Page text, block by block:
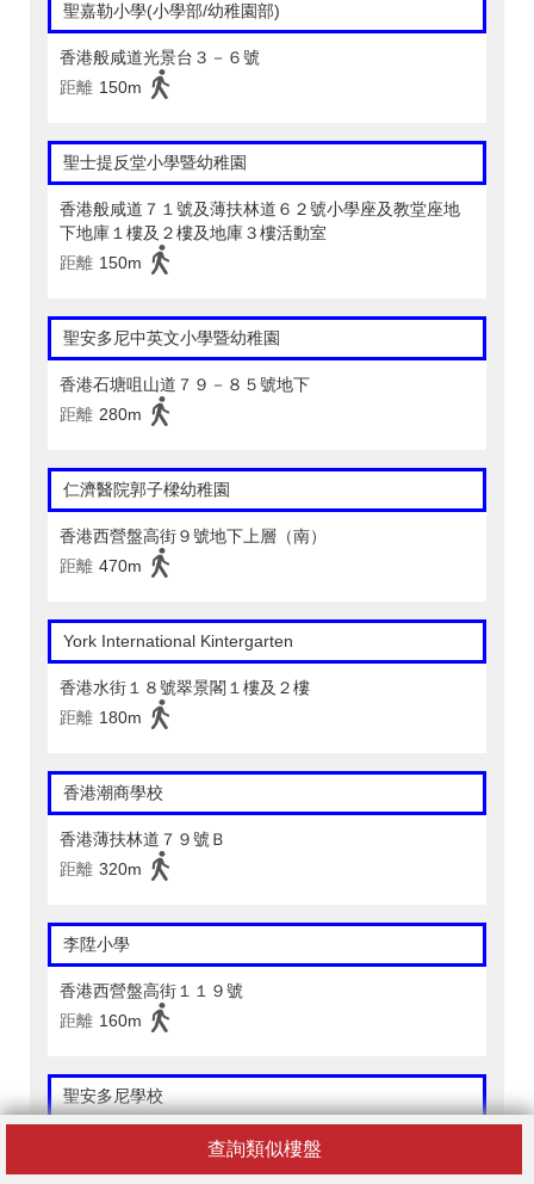
查詢類似樓盤
聖嘉勒小學(小學部/幼稚園部)
香港般咸道光景台３－６號
距離 150m
聖士提反堂小學暨幼稚園
香港般咸道７１號及薄扶林道６２號小學座及教堂座地
下地庫１樓及２樓及地庫３樓活動室
距離 150m
聖安多尼中英文小學暨幼稚園
香港石塘咀山道７９－８５號地下
距離 280m
仁濟醫院郭子樑幼稚園
香港西營盤高街９號地下上層（南）
距離 470m
York International Kintergarten
香港水街１８號翠景閣１樓及２樓
距離 180m
香港潮商學校
香港薄扶林道７９號Ｂ
距離 320m
李陞小學
香港西營盤高街１１９號
距離 160m
聖安多尼學校
香港薄扶林道６９號Ａ
距離 210m